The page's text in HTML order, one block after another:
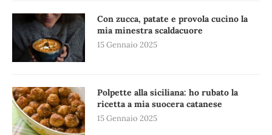
Con zucca, patate e provola cucino la
mia minestra scaldacuore
15 Gennaio 2025
Polpette alla siciliana: ho rubato la
ricetta a mia suocera catanese
15 Gennaio 2025